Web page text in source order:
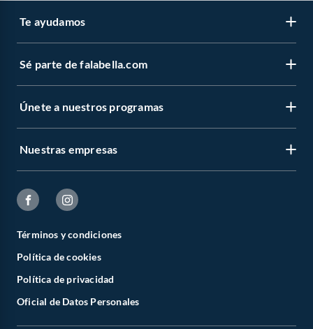
Te ayudamos
Sé parte de falabella.com
Únete a nuestros programas
Nuestras empresas
Términos y condiciones
Política de cookies
Política de privacidad
Oficial de Datos Personales